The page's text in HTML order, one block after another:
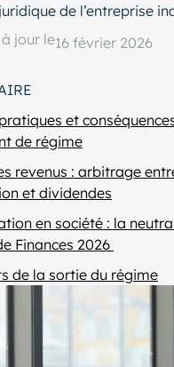
de l’entreprise
jour le16 février 2026
et
de régime
revenus : arbitrage
et dividendes
en société : la
Finances 2026
de la sortie du régime